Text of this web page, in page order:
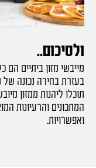
ולסיכום..
מייבשי מזון ביתיים הם
בעזרת בחירה נכונה של
תוכלו ליהנות ממזון
המתכונים והרעיונות
ואפשרויות.